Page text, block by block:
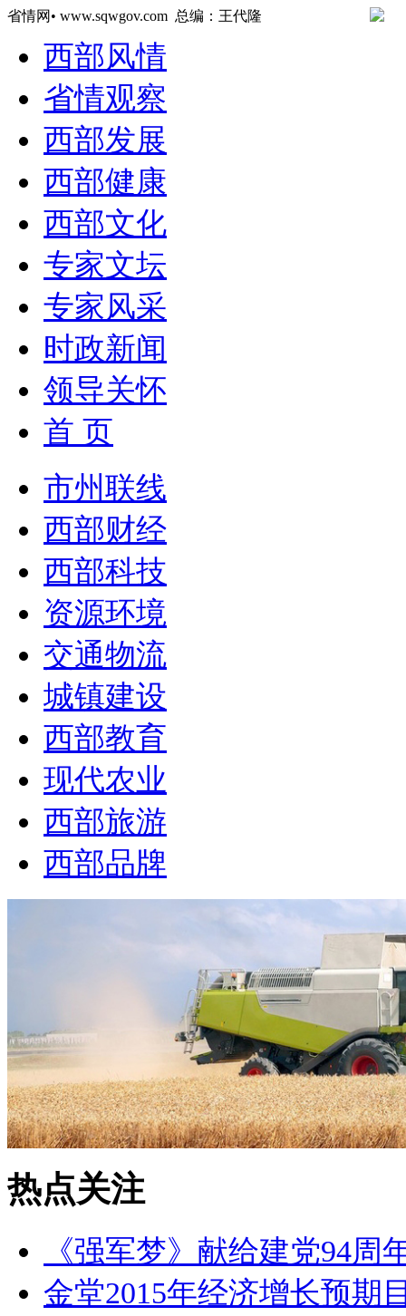
省情网• www.sqwgov.com 总编：王代隆
西部风情
省情观察
西部发展
西部健康
西部文化
专家文坛
专家风采
时政新闻
领导关怀
首 页
市州联线
西部财经
西部科技
资源环境
交通物流
城镇建设
西部教育
现代农业
西部旅游
西部品牌
热点关注
《强军梦》献给建党94周
金堂2015年经济增长预期